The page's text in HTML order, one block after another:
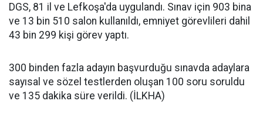
DGS, 81 il ve Lefkoşa'da uygulandı. Sınav için 903 bina
ve 13 bin 510 salon kullanıldı, emniyet görevlileri dahil
43 bin 299 kişi görev yaptı.
300 binden fazla adayın başvurduğu sınavda adaylara
sayısal ve sözel testlerden oluşan 100 soru soruldu
ve 135 dakika süre verildi. (İLKHA)